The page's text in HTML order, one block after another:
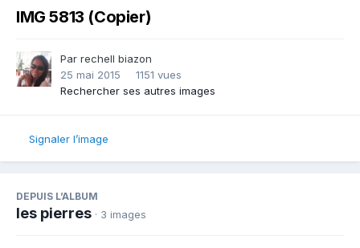
IMG 5813 (Copier)
Par rechell biazon
25 mai 2015
1151 vues
Rechercher ses autres images
Signaler l’image
DEPUIS L’ALBUM
les pierres · 3 images